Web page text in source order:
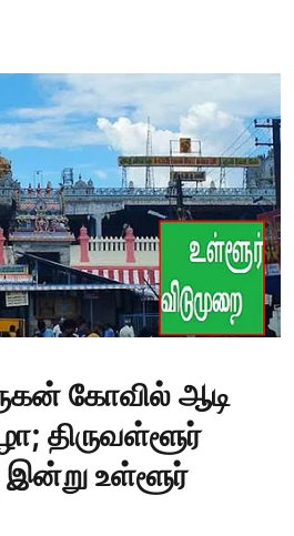
கோவில் ஆடி
திருவள்ளூர்
இன்று உள்ளூர்